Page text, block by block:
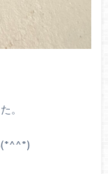
。
(*^^*)